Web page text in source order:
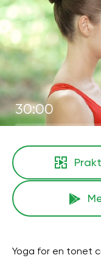
30:00
Yoga for en tonet